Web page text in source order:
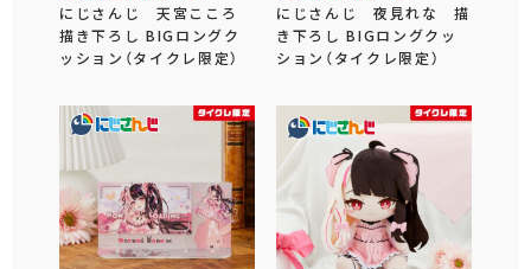
にじさんじ 天宮こころ
描き下ろし BIGロングク
ッション（タイクレ限定）
にじさんじ 夜見れな 描
き下ろし BIGロングクッ
ション（タイクレ限定）